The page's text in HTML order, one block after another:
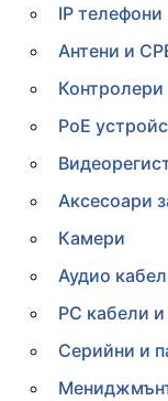
IP телефони
Антени и
Контролери
PoE
Аксесоари
Камери
Аудио
PC кабели
Серийни и